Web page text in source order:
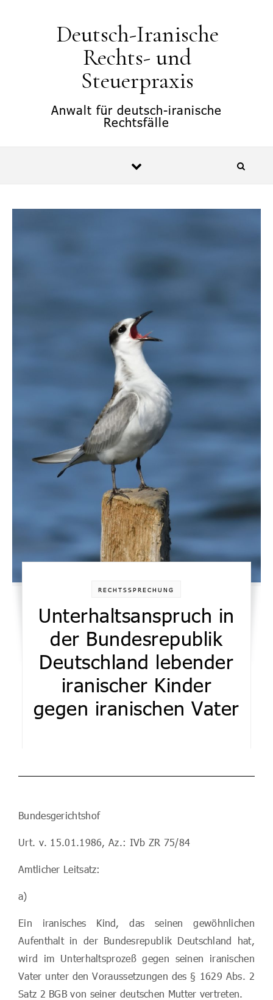
Deutsch-Iranische
Rechts- und
Steuerpraxis
Anwalt für deutsch-iranische
Rechtsfälle
RECHTSSPRECHUNG
Unterhaltsanspruch in
der Bundesrepublik
Deutschland lebender
iranischer Kinder
gegen iranischen Vater
Bundesgerichtshof
Urt. v. 15.01.1986, Az.: IVb ZR 75/84
Amtlicher Leitsatz:
a)
Ein iranisches Kind, das seinen gewöhnlichen
Aufenthalt in der Bundesrepublik Deutschland hat,
wird im Unterhaltsprozeß gegen seinen iranischen
Vater unter den Voraussetzungen des § 1629 Abs. 2
Satz 2 BGB von seiner deutschen Mutter vertreten.